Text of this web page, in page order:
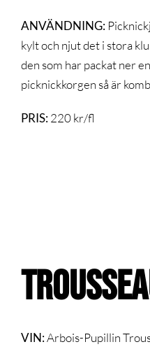
ANVÄNDNING:
kylt och njut det i stora
den som har packat ner
picknickkorgen så är
PRIS:220 kr/fl
VIN:Arbois-Pupillin